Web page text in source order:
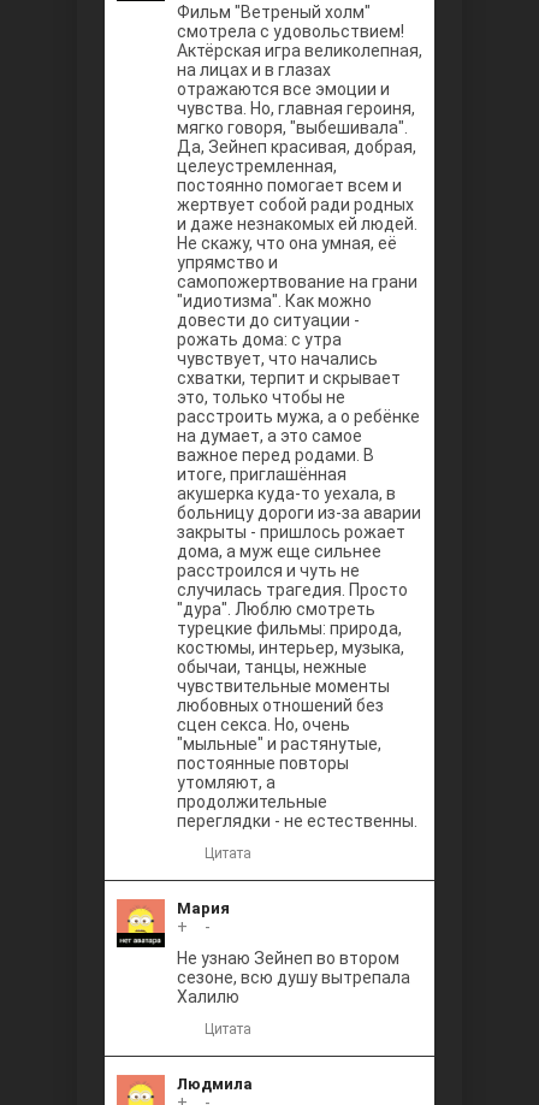
Между
Ветреный
Фильм "Ветреный холм"
смотрела с удовольствием!
Актёрская игра великолепная,
на лицах и в глазах
отражаются все эмоции и
чувства. Но, главная героиня,
мягко говоря, "выбешивала".
Да, Зейнеп красивая, добрая,
целеустремленная,
постоянно помогает всем и
жертвует собой ради родных
и даже незнакомых ей людей.
Не скажу, что она умная, её
упрямство и
самопожертвование на грани
"идиотизма". Как можно
довести до ситуации -
рожать дома: с утра
чувствует, что начались
схватки, терпит и скрывает
это, только чтобы не
расстроить мужа, а о ребёнке
на думает, а это самое
важное перед родами. В
итоге, приглашённая
акушерка куда-то уехала, в
больницу дороги из-за аварии
закрыты - пришлось рожает
дома, а муж еще сильнее
расстроился и чуть не
случилась трагедия. Просто
"дура". Люблю смотреть
турецкие фильмы: природа,
костюмы, интерьер, музыка,
обычаи, танцы, нежные
чувствительные моменты
любовных отношений без
сцен секса. Но, очень
"мыльные" и растянутые,
постоянные повторы
утомляют, а
продолжительные
переглядки - не естественны.
Цитата
Мария
+
-
Не узнаю Зейнеп во втором
сезоне, всю душу вытрепала
Халилю
Цитата
Людмила